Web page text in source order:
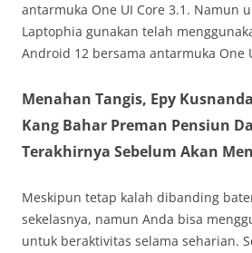
antarmuka One UI Core 3.1. Namun
Laptophia gunakan telah
Android 12 bersama antarmuka One
Menahan Tangis, Epy
Kang Bahar Preman Pensiun
Terakhirnya Sebelum Akan
Meskipun tetap kalah dibanding
sekelasnya, namun Anda bisa
untuk beraktivitas selama seharian.